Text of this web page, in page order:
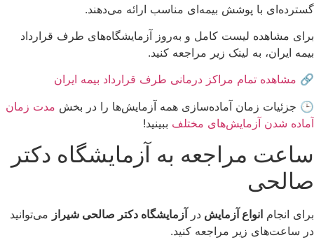
گسترده‌ای با پوشش بیمه‌ای مناسب ارائه می‌دهند.
برای مشاهده لیست کامل و به‌روز آزمایشگاه‌های طرف قرارداد
بیمه ایران، به لینک زیر مراجعه کنید.
🔗 مشاهده تمام مراکز درمانی طرف قرارداد بیمه ایران
🕒 جزئیات زمان آماده‌سازی همه آزمایش‌ها را در بخش مدت زمان
آماده‌ شدن آزمایش‌های مختلف ببینید!
ساعت مراجعه به آزمایشگاه دکتر
صالحی
برای انجام انواع آزمایش در آزمایشگاه دکتر صالحی شیراز می‌توانید
در ساعت‌های زیر مراجعه کنید.